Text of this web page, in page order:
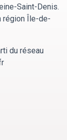
Saint-Denis.
région Île-de-
du réseau